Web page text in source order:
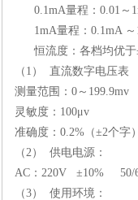
0.1mA量程：0.01～
1mA量程：0.1mA ～
恒流度：各档均优于
（1） 直流数字电压表
测量范围：0～199.9mv
灵敏度：100μv
准确度：0.2%（±2个字
（2） 供电电源：
AC：220V ±10% 50/
（3） 使用环境：